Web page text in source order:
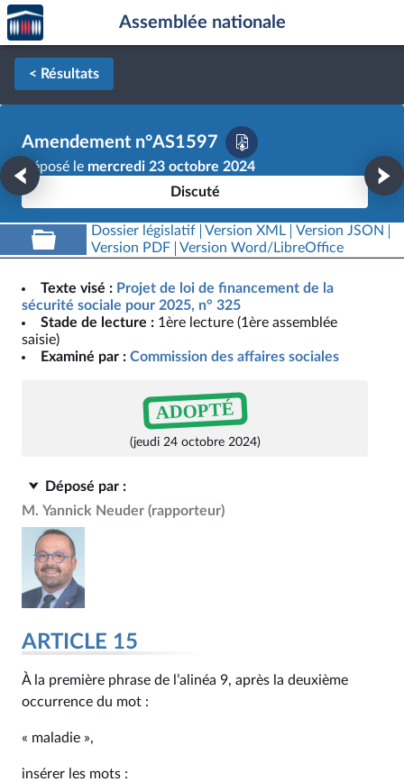
Aller au contenu
Aller en bas de la page
Accèder
à la
page
d'accueil
Assemblée nationale
< Résultats
Amendement n°AS1597
Déposé le mercredi 23 octobre 2024
Discuté
Dossier législatif Version XML
Version JSON
Version PDF
Version Word/LibreOffice
Texte visé : Projet de loi de financement de la
sécurité sociale pour 2025, n° 325
Stade de lecture : 1ère lecture (1ère assemblée
saisie)
Examiné par : Commission des affaires sociales
ADOPTÉ
(jeudi 24 octobre 2024)
Déposé par :
M. Yannick Neuder (rapporteur)
ARTICLE 15
À la première phrase de l’alinéa 9, après la deuxième
occurrence du mot :
« maladie »,
insérer les mots :